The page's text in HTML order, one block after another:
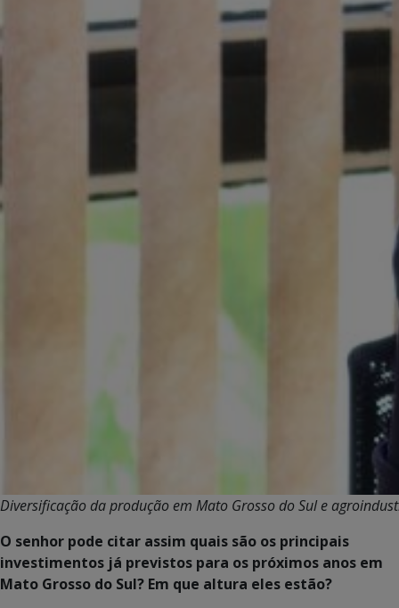
Diversificação da produção em Mato Grosso do Sul e
O senhor pode citar assim quais são os principais
investimentos já previstos para os próximos anos em
Mato Grosso do Sul? Em que altura eles estão?